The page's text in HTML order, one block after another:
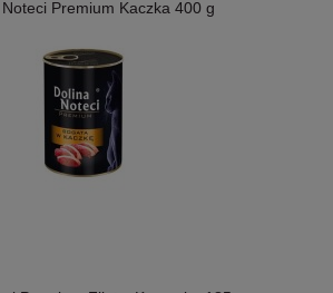
Premium Kaczka 400 g